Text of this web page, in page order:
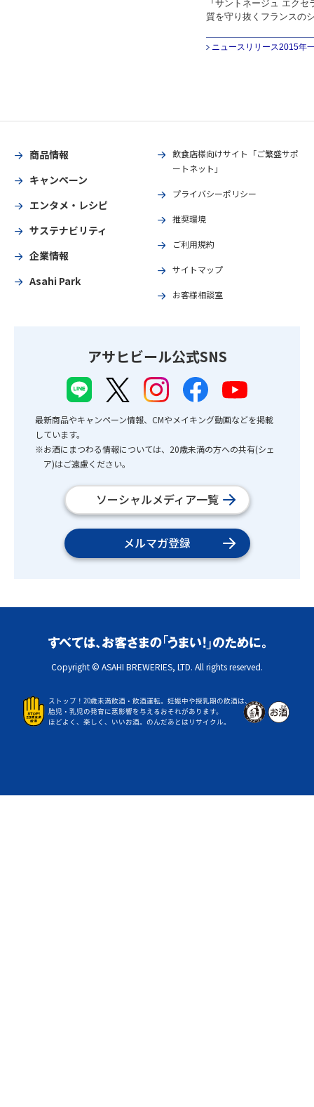
『サントネージュ エク
質を守り抜くフランスの
ニュースリリース2015年
商品情報
キャンペーン
エンタメ・レシピ
サステナビリティ
企業情報
Asahi Park
飲食店様向けサイト「ご繁盛サポ
ートネット」
プライバシーポリシー
推奨環境
ご利用規約
サイトマップ
お客様相談室
アサヒビール公式SNS
最新商品やキャンペーン情報、CMやメイキング動画などを掲載
しています。
※お酒にまつわる情報については、20歳未満の方への共有(シェ
ア)はご遠慮ください。
ソーシャルメディア一覧
メルマガ登録
Copyright © ASAHI BREWERIES, LTD. All rights reserved.